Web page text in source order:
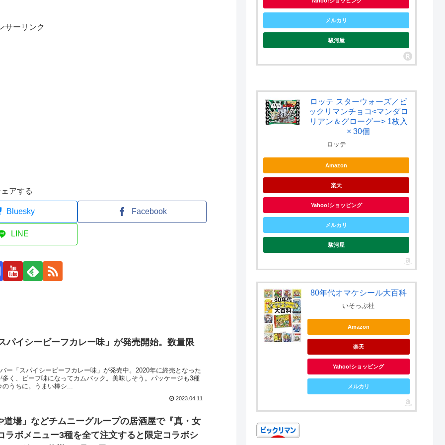
サーリンク
アする
Bluesky Facebook
LINE
パイシービーフカレー味」が発売開始。数量限
ー「スパイシービーフカレー味」が発売中。2020年に終売となった
く、ビーフ味になってカムバック。美味しそう。パッケージも3種
うちに。うまい棒シ...
2023.04.11
道場」などチムニーグループの居酒屋で『真・女
ラボメニュー3種を全て注文すると限定コラボシ
メルカリ
駿河屋
ロッテ スターウォーズ／ビ
ックリマンチョコ<マンダロ
リアン＆グローグー> 1枚入
× 30個
ロッテ
Amazon
楽天
Yahoo!ショッピング
メルカリ
駿河屋
80年代オマケシール大百科
いそっぷ社
Amazon
楽天
Yahoo!ショッピング
メルカリ